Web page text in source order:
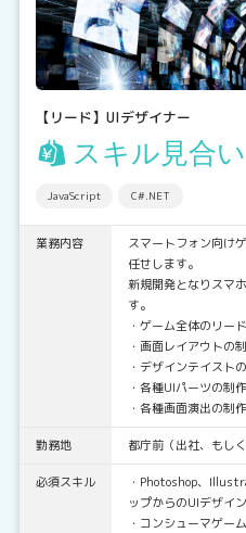
【リード】UIデザイナー
スキル見合い
JavaScript C#.NET
業務内容
スマートフォン向け
任せします。
新規開発となりスマ
す。
・ゲーム全体のリー
・画面レイアウトの
・デザインテイスト
・各種UIパーツの制作
・各種画面演出の制作
勤務地 都庁前（出社、もし
必須スキル
・Photoshop、
ップからのUIデザイ
・コンシューマゲー